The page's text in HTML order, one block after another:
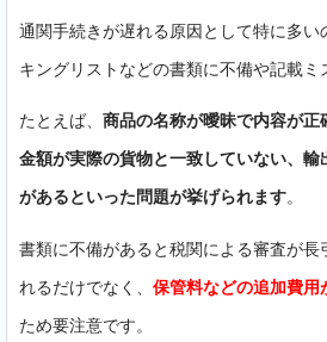
通関手続きが遅れる原因として特に多い
キングリストなどの書類に不備や記載ミ
たとえば、 商品の名称が曖昧で内容が
金額が実際の貨物と一致していない、輸
があるといった問題が挙げられます。
書類に不備があると税関による審査が
れるだけでなく、 保管料などの追加費用
ため要注意です。